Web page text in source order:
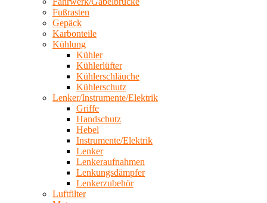
Fußrasten
Gepäck
Karbonteile
Kühlung
Kühler
Kühlerlüfter
Kühlerschläuche
Kühlerschutz
Lenker/Instrumente/Elektrik
Griffe
Handschutz
Hebel
Instrumente/Elektrik
Lenker
Lenkeraufnahmen
Lenkungsdämpfer
Lenkerzubehör
Luftfilter